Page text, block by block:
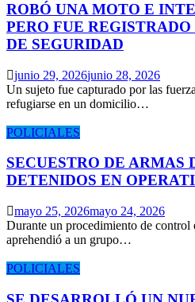
ROBÓ UNA MOTO E
PERO FUE
DE SEGURIDAD
junio 29, 2026junio 28, 2026
Un sujeto fue capturado por las
refugiarse en un domicilio…
POLICIALES
SECUESTRO DE ARMAS
DETENIDOS EN
mayo 25, 2026mayo 24, 2026
Durante un procedimiento de
aprehendió a un grupo…
POLICIALES